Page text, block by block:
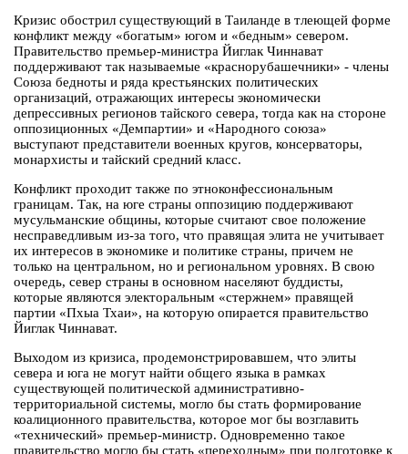
Кризис обострил существующий в Таиланде в тлеющей форме
конфликт между «богатым» югом и «бедным» севером.
Правительство премьер-министра Йиглак Чиннават
поддерживают так называемые «краснорубашечники» - члены
Союза бедноты и ряда крестьянских политических
организаций, отражающих интересы экономически
депрессивных регионов тайского севера, тогда как на стороне
оппозиционных «Демпартии» и «Народного союза»
выступают представители военных кругов, консерваторы,
монархисты и тайский средний класс.
Конфликт проходит также по этноконфессиональным
границам. Так, на юге страны оппозицию поддерживают
мусульманские общины, которые считают свое положение
несправедливым из-за того, что правящая элита не учитывает
их интересов в экономике и политике страны, причем не
только на центральном, но и региональном уровнях. В свою
очередь, север страны в основном населяют буддисты,
которые являются электоральным «стержнем» правящей
партии «Пхыа Тхаи», на которую опирается правительство
Йиглак Чиннават.
Выходом из кризиса, продемонстрировавшем, что элиты
севера и юга не могут найти общего языка в рамках
существующей политической административно-
территориальной системы, могло бы стать формирование
коалиционного правительства, которое мог бы возглавить
«технический» премьер-министр. Одновременно такое
правительство могло бы стать «переходным» при подготовке к